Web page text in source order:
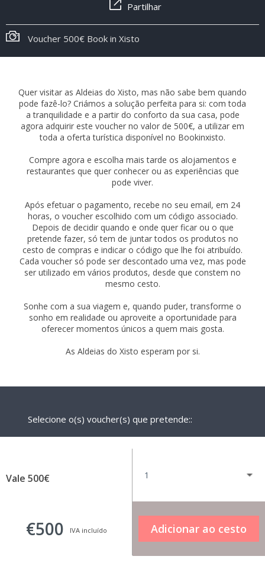
Partilhar
Voucher 500€ Book in Xisto
Quer visitar as Aldeias do Xisto, mas não sabe bem quando
pode fazê-lo? Criámos a solução perfeita para si: com toda
a tranquilidade e a partir do conforto da sua casa, pode
agora adquirir este voucher no valor de 500€, a utilizar em
toda a oferta turística disponível no Bookinxisto.
Compre agora e escolha mais tarde os alojamentos e
restaurantes que quer conhecer ou as experiências que
pode viver.
Após efetuar o pagamento, recebe no seu email, em 24
horas, o voucher escolhido com um código associado.
Depois de decidir quando e onde quer ficar ou o que
pretende fazer, só tem de juntar todos os produtos no
cesto de compras e indicar o código que lhe foi atribuído.
Cada voucher só pode ser descontado uma vez, mas pode
ser utilizado em vários produtos, desde que constem no
mesmo cesto.
Sonhe com a sua viagem e, quando puder, transforme o
sonho em realidade ou aproveite a oportunidade para
oferecer momentos únicos a quem mais gosta.
As Aldeias do Xisto esperam por si.
Selecione o(s) voucher(s) que pretende::
Vale 500€
€500 IVA incluído